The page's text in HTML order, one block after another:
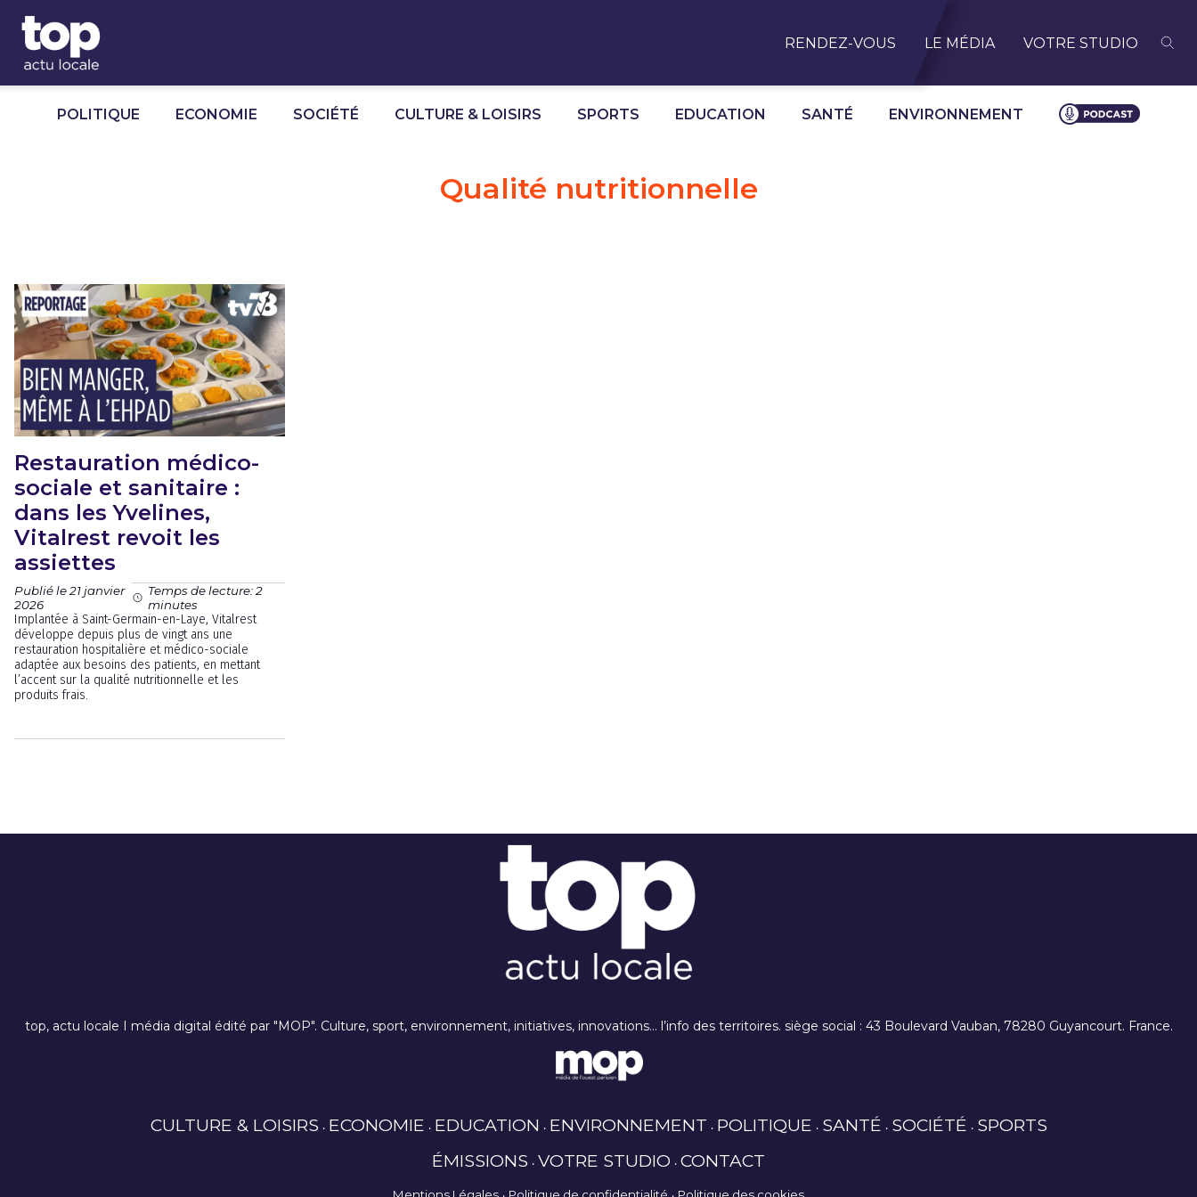
RENDEZ-VOUS LE MÉDIA VOTRE STUDIO
POLITIQUE ECONOMIE SOCIÉTÉ CULTURE & LOISIRS SPORTS EDUCATION SANTÉ ENVIRONNEMENT
Qualité nutritionnelle
Restauration médico-
sociale et sanitaire :
dans les Yvelines,
Vitalrest revoit les
assiettes
Publié le 21 janvier
2026
Temps de lecture: 2
minutes
Implantée à Saint-Germain-en-Laye, Vitalrest
développe depuis plus de vingt ans une
restauration hospitalière et médico-sociale
adaptée aux besoins des patients, en mettant
l’accent sur la qualité nutritionnelle et les
produits frais.
top, actu locale I média digital édité par "MOP". Culture, sport, environnement, initiatives, innovations… l’info des territoires. siège social : 43 Boulevard Vauban, 78280 Guyancourt. France.
CULTURE & LOISIRS ECONOMIE EDUCATION ENVIRONNEMENT POLITIQUE SANTÉ SOCIÉTÉ SPORTS
ÉMISSIONS VOTRE STUDIO CONTACT
Mentions Légales Politique de confidentialité Politique des cookies